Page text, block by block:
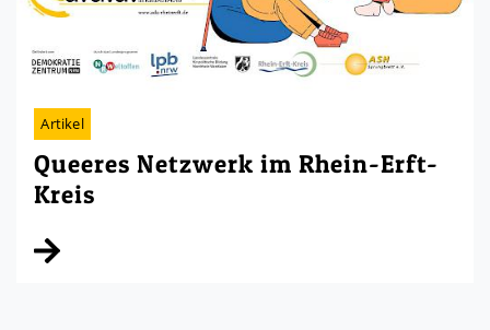
Artikel
Queeres Netzwerk im Rhein-Erft-
Kreis